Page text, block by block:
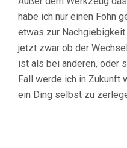
habe ich nur einen Föhn
etwas zur
jetzt zwar ob der
ist als bei anderen, oder
Fall werde ich in Zukunft
ein Ding selbst zu